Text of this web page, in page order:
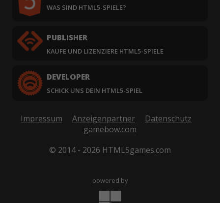
WAS SIND HTML5-SPIELE?
PUBLISHER
KAUFE UND LIZENZIERE HTML5-SPIELE
DEVELOPER
SCHICK UNS DEIN HTML5-SPIEL
Impressum Anzeigenpartner
Datenschutz
gamebow.com
© 2014 - 2026 HTML5games.com
powered by